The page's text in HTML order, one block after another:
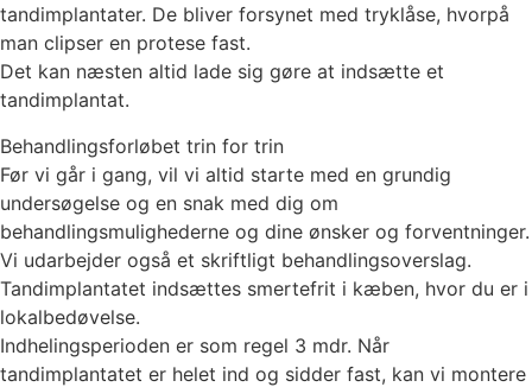
tandimplantater. De bliver forsynet med tryklåse, hvorpå
man clipser en protese fast.
Det kan næsten altid lade sig gøre at indsætte et
tandimplantat.
Behandlingsforløbet trin for trin
Før vi går i gang, vil vi altid starte med en grundig
undersøgelse og en snak med dig om
behandlingsmulighederne og dine ønsker og forventninger.
Vi udarbejder også et skriftligt behandlingsoverslag.
Tandimplantatet indsættes smertefrit i kæben, hvor du er i
lokalbedøvelse.
Indhelingsperioden er som regel 3 mdr. Når
tandimplantatet er helet ind og sidder fast, kan vi montere